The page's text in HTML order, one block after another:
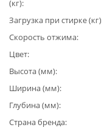
(кг)
Загрузка при стирке (кг)
Скорость отжима
Цвет
Высота (мм)
Ширина (мм)
Глубина (мм)
Страна бренда